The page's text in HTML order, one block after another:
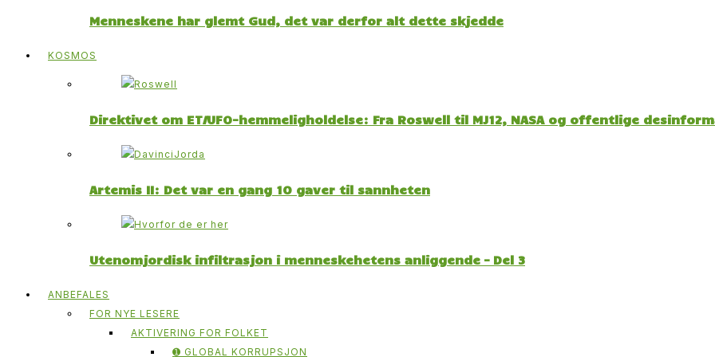
Menneskene har glemt Gud, det var derfor alt dette skjedde
KOSMOS
Direktivet om ET/UFO-hemmeligholdelse: Fra Roswell til MJ12, NASA og offentlige
Artemis II: Det var en gang 10 gaver til sannheten
Utenomjordisk infiltrasjon i menneskehetens anliggende – Del 3
ANBEFALES
FOR NYE LESERE
AKTIVERING FOR FOLKET
➊ GLOBAL KORRUPSJON